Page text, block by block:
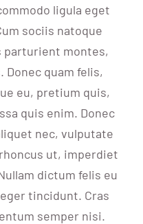
ligula eget
sociis natoque
parturient montes,
quam felis,
eu, pretium quis,
quis enim. Donec
nec, vulputate
ut, imperdiet
dictum felis eu
tincidunt. Cras
semper nisi.